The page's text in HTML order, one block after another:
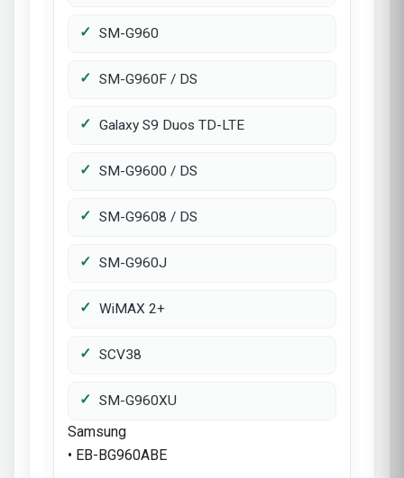
SM-G960
SM-G960F / DS
Galaxy S9 Duos TD-LTE
SM-G9600 / DS
SM-G9608 / DS
SM-G960J
WiMAX 2+
SCV38
SM-G960XU
Samsung
• EB-BG960ABE